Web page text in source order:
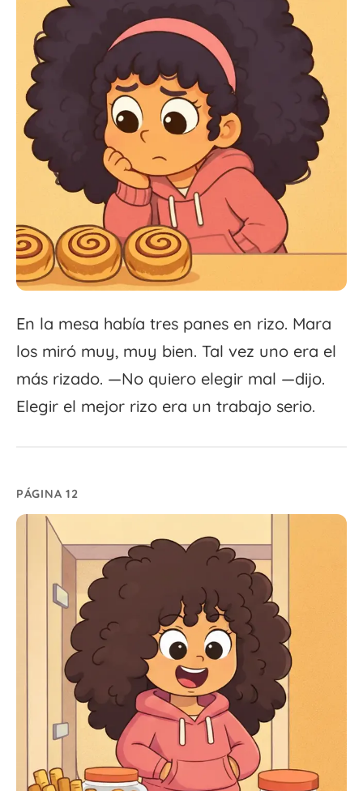
En la mesa había tres panes en rizo. Mara
los miró muy, muy bien. Tal vez uno era el
más rizado. —No quiero elegir mal —dijo.
Elegir el mejor rizo era un trabajo serio.
PÁGINA 12